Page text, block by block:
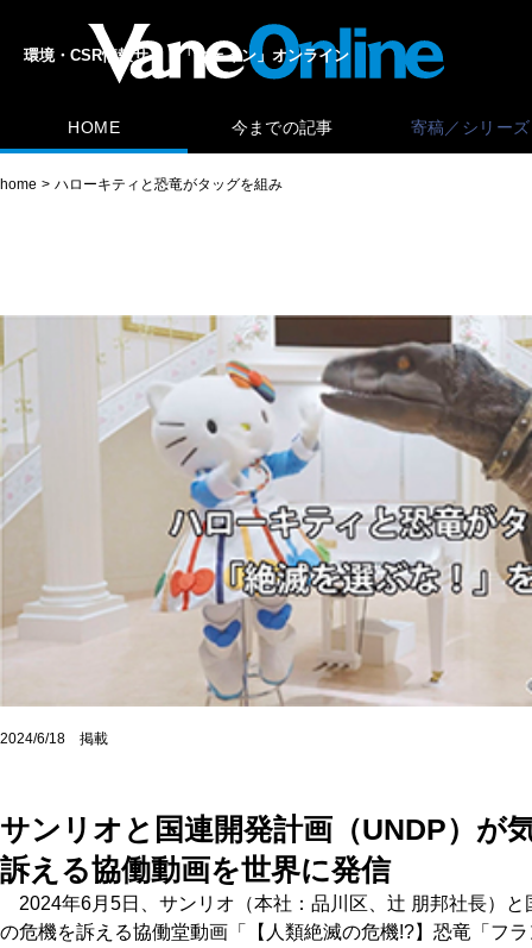
環境・CSR情報サイト「ヴェイン」オンライン
HOME 今までの記事 寄稿／シリーズ
home ハローキティと恐竜がタッグを組み
2024/6/18 掲載
サンリオと国連開発計画（UNDP）が
訴える協働動画を世界に発信
2024年6月5日、サンリオ（本社：品川区、辻 朋邦社長）
の危機を訴える協働堂動画「【人類絶滅の危機!?】恐竜「フ